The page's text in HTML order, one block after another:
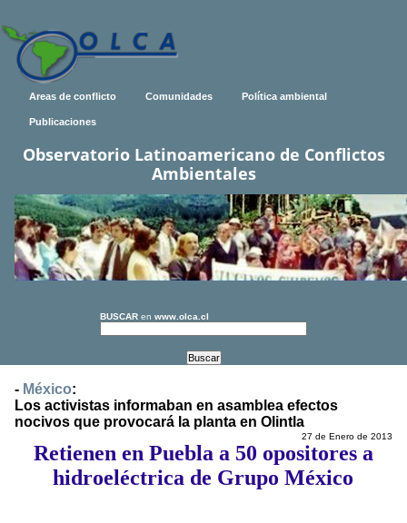
Areas de conflicto Comunidades Política ambiental
Publicaciones
Observatorio Latinoamericano de Conflictos
Ambientales
BUSCAR en www.olca.cl
- México:
Los activistas informaban en asamblea efectos
nocivos que provocará la planta en Olintla
27 de Enero de 2013
Retienen en Puebla a 50 opositores a
hidroeléctrica de Grupo México